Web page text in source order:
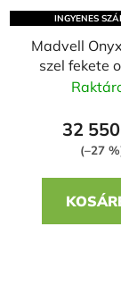
INGYENES
Madvell
szel fekete
32
(–27